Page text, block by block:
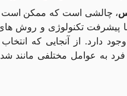
، چالشی است که ممکن است
پیشرفت تکنولوژی و روش‌
دارد. از آنجایی که
فرد به عوامل مختلفی مانند